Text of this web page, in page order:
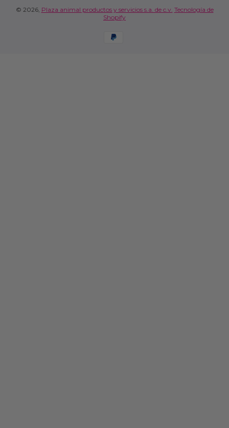
© 2026, Plaza animal productos y servicios s.a. de c.v. Tecnología de
Shopify